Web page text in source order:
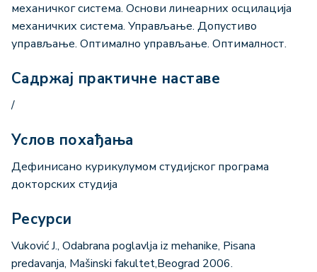
механичког система. Основи линеарних осцилација
механичких система. Управљање. Допустиво
управљање. Оптимално управљање. Оптималност.
Садржај практичне наставе
/
Услов похађања
Дефинисано курикулумом студијског програма
докторских студија
Ресурси
Vuković J., Odabrana poglavlja iz mehanike, Pisana
predavanja, Mašinski fakultet,Beograd 2006.